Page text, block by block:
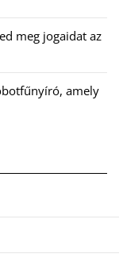
meg jogaidat az
amely